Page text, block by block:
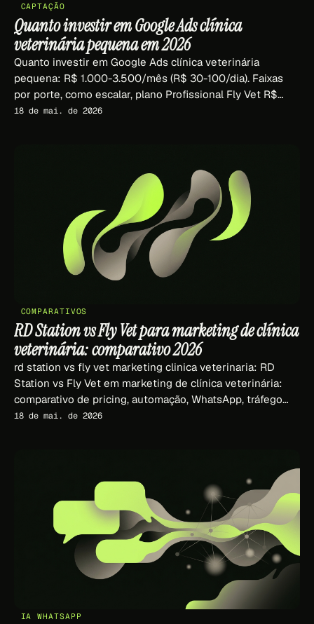
CAPTAÇÃO
Quanto investir em Google Ads clínica
veterinária pequena em 2026
Quanto investir em Google Ads clínica veterinária
pequena: R$ 1.000-3.500/mês (R$ 30-100/dia). Faixas
por porte, como escalar, plano Profissional Fly Vet R$
1.497/mês fee.
18 de mai. de 2026
COMPARATIVOS
RD Station vs Fly Vet para marketing de clínica
veterinária: comparativo 2026
rd station vs fly vet marketing clinica veterinaria: RD
Station vs Fly Vet em marketing de clínica veterinária:
comparativo de pricing, automação, WhatsApp, tráfego
pago integrado e IA. Genérico BR vs vertical vet.
18 de mai. de 2026
IA WHATSAPP